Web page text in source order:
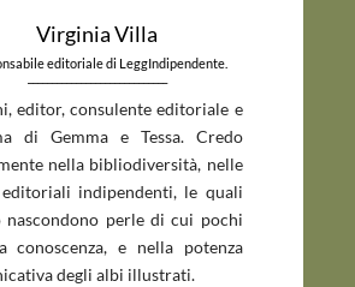
Virginia Villa
editoriale di LeggIndipendente.
_____________________________
editor, consulente editoriale e
di Gemma e Tessa. Credo
nella bibliodiversità, nelle
indipendenti, le quali
nascondono perle di cui pochi
conoscenza, e nella potenza
degli albi illustrati.